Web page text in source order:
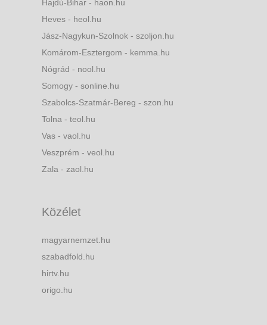
Hajdú-Bihar - haon.hu
Heves - heol.hu
Jász-Nagykun-Szolnok - szoljon.hu
Komárom-Esztergom - kemma.hu
Nógrád - nool.hu
Somogy - sonline.hu
Szabolcs-Szatmár-Bereg - szon.hu
Tolna - teol.hu
Vas - vaol.hu
Veszprém - veol.hu
Zala - zaol.hu
Közélet
magyarnemzet.hu
szabadfold.hu
hirtv.hu
origo.hu